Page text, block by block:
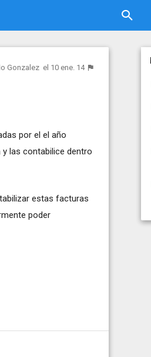
Gonzalez el 10 ene. 14
por el el año
y las contabilice dentro
estas facturas
poder